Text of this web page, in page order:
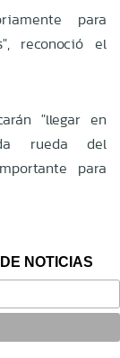
para
reconoció el
"llegar en
rueda del
para
NOTICIAS